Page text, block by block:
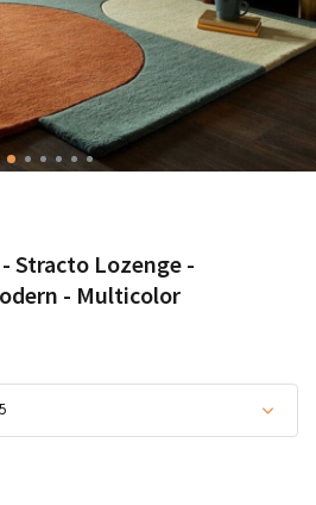
Stracto Lozenge -
- Multicolor